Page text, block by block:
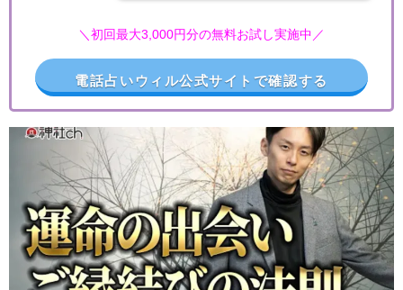
＼初回最大3,000円分の無料お試し実施中／
電話占いウィル公式サイトで確認する